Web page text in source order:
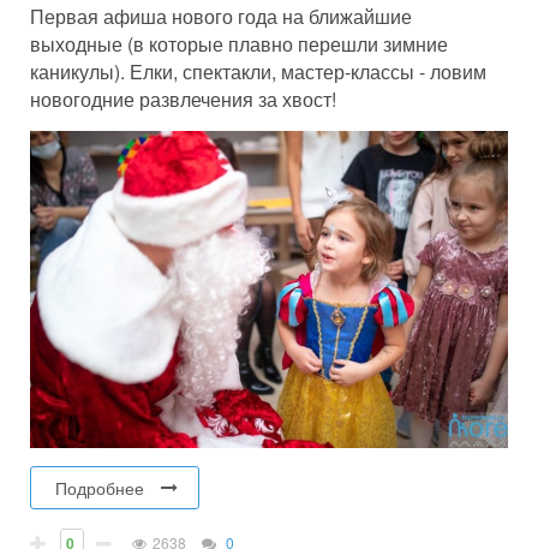
Первая афиша нового года на ближайшие
выходные (в которые плавно перешли зимние
каникулы). Елки, спектакли, мастер-классы - ловим
новогодние развлечения за хвост!
Подробнее
0 2638 0